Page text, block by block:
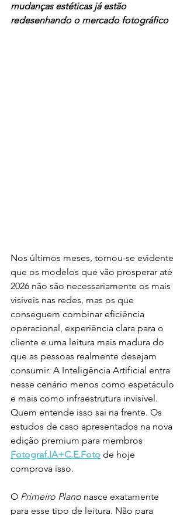
mudanças estéticas já estão
redesenhando o mercado fotográfico
Nos últimos meses, tornou-se evidente
que os modelos que vão prosperar até
2026 não são necessariamente os mais
visíveis nas redes, mas os que
conseguem combinar eficiência
operacional, experiência clara para o
cliente e uma leitura mais madura do
que as pessoas realmente desejam
consumir. A Inteligência Artificial entra
nesse cenário menos como espetáculo
e mais como infraestrutura invisível.
Quem entende isso sai na frente. Os
estudos de caso apresentados na nova
edição premium para membros
Fotograf.IA+C.E.Foto de hoje
comprova isso.
O Primeiro Plano nasce exatamente
para esse tipo de leitura. Não para